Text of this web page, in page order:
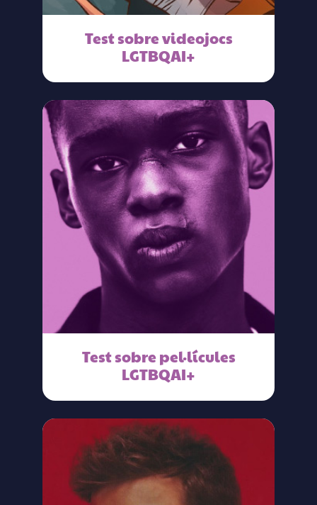
Test sobre videojocs
LGTBQAI+
Test sobre pel·lícules
LGTBQAI+